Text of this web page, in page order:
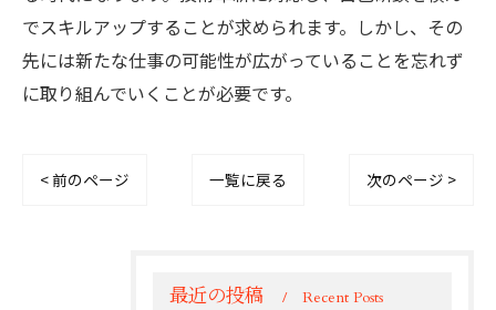
でスキルアップすることが求められます。しかし、その
先には新たな仕事の可能性が広がっていることを忘れず
に取り組んでいくことが必要です。
< 前のページ 一覧に戻る 次のページ >
最近の投稿 Recent Posts